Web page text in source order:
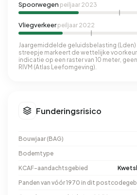
Spoorwegen peiljaar 2023
Vliegverkeerpeiljaar 2022
Jaargemiddelde geluidsbelasting
streepje markeert de wettelijke
indicatie op een raster van 10 meter,
RIVM (Atlas Leefomgeving).
Funderingsrisico
Bouwjaar (BAG)
Bodemtype
KCAF-aandachtsgebied
Panden van vóór 1970 in dit